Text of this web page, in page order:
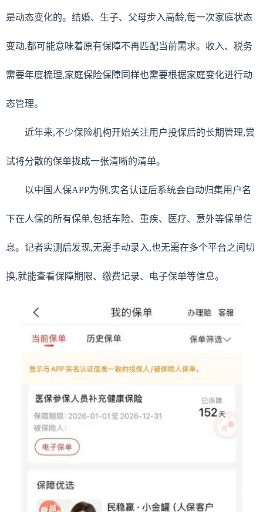
是动态变化的。结婚、生子、父母步入高龄,每一次家庭状态
变动,都可能意味着原有保障不再匹配当前需求。收入、税务
需要年度梳理,家庭保险保障同样也需要根据家庭变化进行动
态管理。
近年来,不少保险机构开始关注用户投保后的长期管理,尝
试将分散的保单拢成一张清晰的清单。
以中国人保APP为例,实名认证后系统会自动归集用户名
下在人保的所有保单,包括车险、重疾、医疗、意外等保单信
息。记者实测后发现,无需手动录入,也无需在多个平台之间切
换,就能查看保障期限、缴费记录、电子保单等信息。